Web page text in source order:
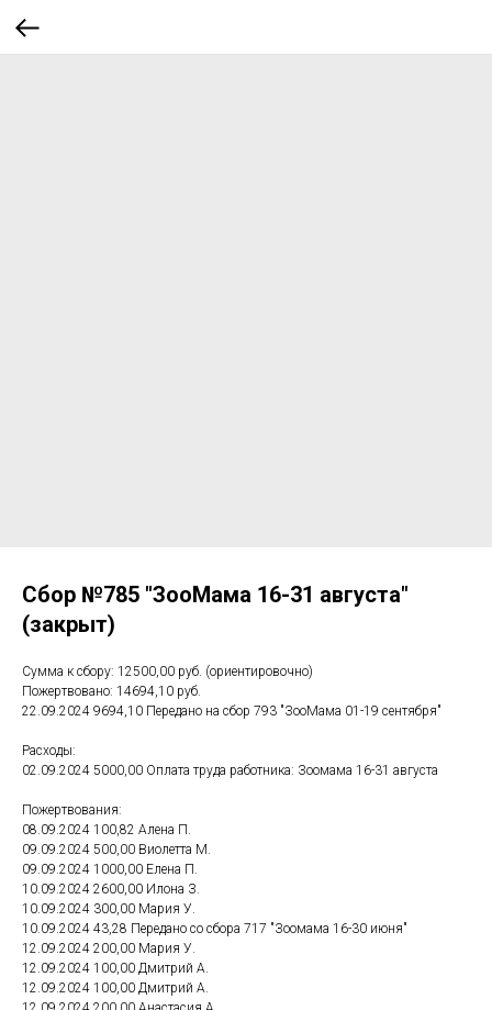
Сбор №785 "ЗооМама 16-31 августа"
(закрыт)
Сумма к сбору: 12500,00 руб. (ориентировочно)
Пожертвовано: 14694,10 руб.
22.09.2024 9694,10 Передано на сбор 793 "ЗооМама 01-19 сентября"
Расходы:
02.09.2024 5000,00 Оплата труда работника: Зоомама 16-31 августа
Пожертвования:
08.09.2024 100,82 Алена П.
09.09.2024 500,00 Виолетта М.
09.09.2024 1000,00 Елена П.
10.09.2024 2600,00 Илона З.
10.09.2024 300,00 Мария У.
10.09.2024 43,28 Передано со сбора 717 "Зоомама 16-30 июня"
12.09.2024 200,00 Мария У.
12.09.2024 100,00 Дмитрий А.
12.09.2024 100,00 Дмитрий А.